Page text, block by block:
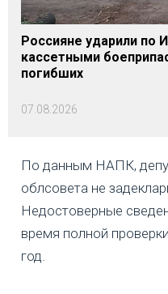
Россияне ударили по
кассетными
погибших
07.08.2026
По данным НАПК,
облсовета не
Недостоверные
время полной
год.